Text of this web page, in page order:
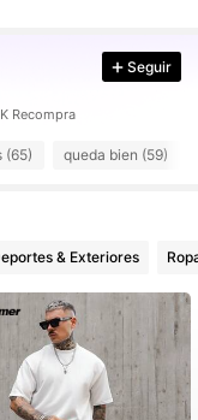
Seguir
Recompra
(65) queda bien (59)
& Exteriores